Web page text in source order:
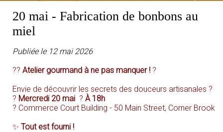
20 mai - Fabrication de bonbons au
miel
Publiée le 12 mai 2026
?? Atelier gourmand à ne pas manquer ! ?
Envie de découvrir les secrets des douceurs artisanales ?
? Mercredi 20 mai ? À 18h
? Commerce Court Building - 50 Main Street, Corner Brook
✨ Tout est fourni !